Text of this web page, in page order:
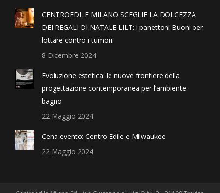
CENTROEDILE MILANO SCEGLIE LA DOLCEZZA
DEI REGALI DI NATALE LILT: i panettoni Buoni per
lottare contro i tumori.
8 Dicembre 2024
Evoluzione estetica: le nuove frontiere della
progettazione contemporanea per l’ambiente
bagno
22 Maggio 2024
Cena evento: Centro Edile e Milwaukee
22 Maggio 2024